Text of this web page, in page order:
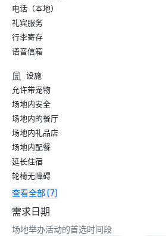
电话（本地）
礼宾服务
行李寄存
语音信箱
设施
允许带宠物
场地内安全
场地内的餐厅
场地内礼品店
场地内配餐
延长住宿
轮椅无障碍
查看全部 (7)
需求日期
场地举办活动的首选时间段